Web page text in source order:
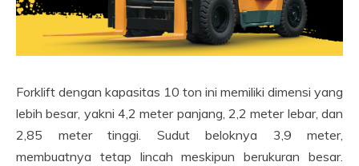
Forklift dengan kapasitas 10 ton ini memiliki dimensi yang
lebih besar, yakni 4,2 meter panjang, 2,2 meter lebar, dan
2,85 meter tinggi. Sudut beloknya 3,9 meter,
membuatnya tetap lincah meskipun berukuran besar.